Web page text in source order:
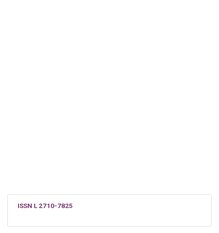
ISSN L 2710-7825